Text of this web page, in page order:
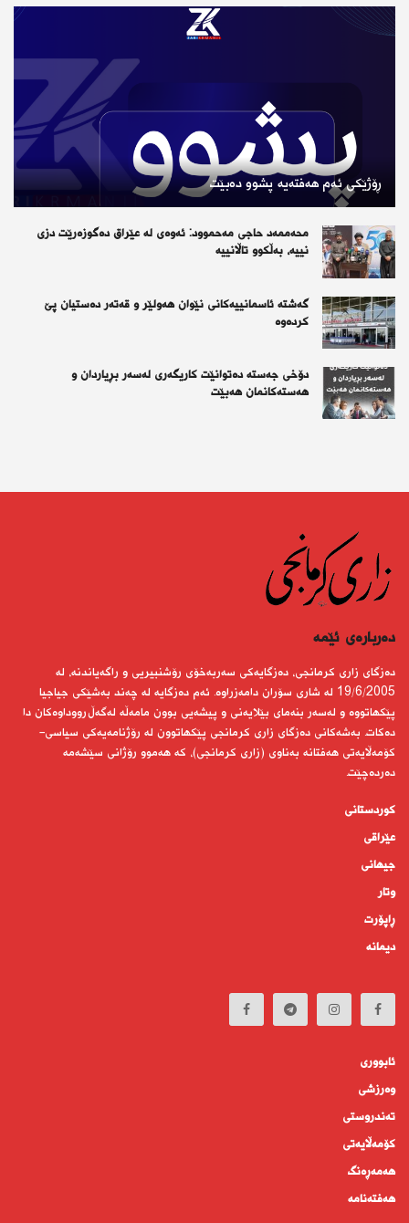
ڕۆژێكی ئەم هەفتەیە پشوو دەبێت
محەممەد حاجی مەحموود: ئەوەی لە عێراق دەگوزەرێت دزی
نییە، بەڵکوو تاڵانییە
گەشتە ئاسمانییەکانی نێوان هەولێر و قەتەر دەستیان پێ
کردەوە
دۆخی جەستە دەتوانێت کاریگەری لەسەر بڕیاردان و
هەستەکانمان هەبێت
دەربارەى ئێمە
دەزگای زاری كرمانجی، دەزگایەكی سەربەخۆی رۆشنبیریی و راگەیاندنە، لە
19/6/2005 لە شاری سۆران دامەزراوە. ئەم دەزگایە لە چەند بەشێكی جیاجیا
پێكهاتووە و لەسەر بنەمای بێلایەنی و پیشەیی بوون مامەڵە لەگەڵ رووداوەكان دا
دەكات. بەشەكانی دەزگای زاری كرمانجی پێكهاتوون لە رۆژنامەیەكی سیاسی-
كۆمەڵایەتی هەفتانە بەناوی (زاری كرمانجی)، كە هەموو رۆژانی سێشەمە
دەردەچێت.
کوردستانى
عێراقی
جیهانى
وتار
ڕاپۆرت
دیمانە
ئابوورى
وەرزشی
تەندروستى
كۆمه‌ڵايه‌تى
هەمەڕەنگ
هەفتەنامە